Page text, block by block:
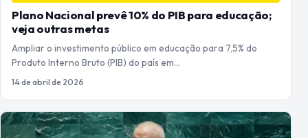
Plano Nacional prevê 10% do PIB para educação;
veja outras metas
Ampliar o investimento público em educação para 7,5% do
Produto Interno Bruto (PIB) do país em…
14 de abril de 2026